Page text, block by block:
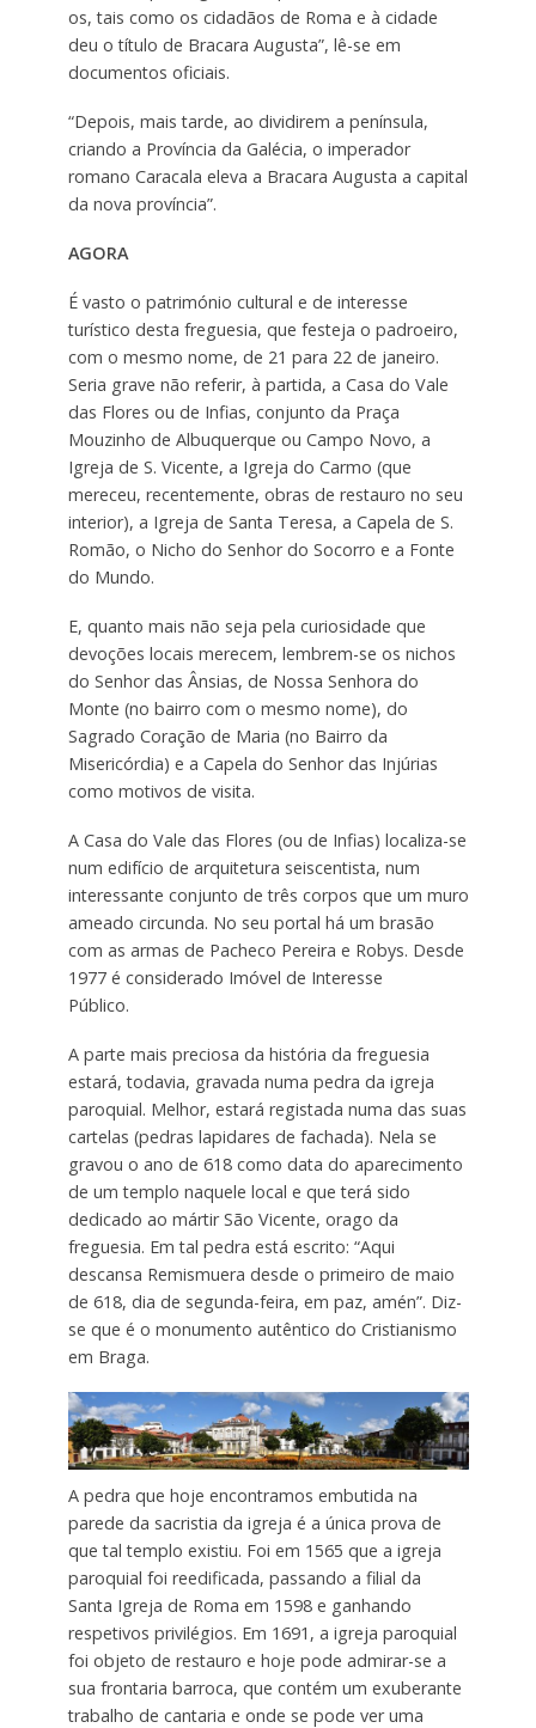
os, tais como os cidadãos de Roma e à cidade
deu o título de Bracara Augusta”, lê-se em
documentos oficiais.
“Depois, mais tarde, ao dividirem a península,
criando a Província da Galécia, o imperador
romano Caracala eleva a Bracara Augusta a capital
da nova província”.
AGORA
É vasto o património cultural e de interesse
turístico desta freguesia, que festeja o padroeiro,
com o mesmo nome, de 21 para 22 de janeiro.
Seria grave não referir, à partida, a Casa do Vale
das Flores ou de Infias, conjunto da Praça
Mouzinho de Albuquerque ou Campo Novo, a
Igreja de S. Vicente, a Igreja do Carmo (que
mereceu, recentemente, obras de restauro no seu
interior), a Igreja de Santa Teresa, a Capela de S.
Romão, o Nicho do Senhor do Socorro e a Fonte
do Mundo.
E, quanto mais não seja pela curiosidade que
devoções locais merecem, lembrem-se os nichos
do Senhor das Ânsias, de Nossa Senhora do
Monte (no bairro com o mesmo nome), do
Sagrado Coração de Maria (no Bairro da
Misericórdia) e a Capela do Senhor das Injúrias
como motivos de visita.
A Casa do Vale das Flores (ou de Infias) localiza-se
num edifício de arquitetura seiscentista, num
interessante conjunto de três corpos que um muro
ameado circunda. No seu portal há um brasão
com as armas de Pacheco Pereira e Robys. Desde
1977 é considerado Imóvel de Interesse
Público.
A parte mais preciosa da história da freguesia
estará, todavia, gravada numa pedra da igreja
paroquial. Melhor, estará registada numa das suas
cartelas (pedras lapidares de fachada). Nela se
gravou o ano de 618 como data do aparecimento
de um templo naquele local e que terá sido
dedicado ao mártir São Vicente, orago da
freguesia. Em tal pedra está escrito: “Aqui
descansa Remismuera desde o primeiro de maio
de 618, dia de segunda-feira, em paz, amén”. Diz-
se que é o monumento autêntico do Cristianismo
em Braga.
A pedra que hoje encontramos embutida na
parede da sacristia da igreja é a única prova de
que tal templo existiu. Foi em 1565 que a igreja
paroquial foi reedificada, passando a filial da
Santa Igreja de Roma em 1598 e ganhando
respetivos privilégios. Em 1691, a igreja paroquial
foi objeto de restauro e hoje pode admirar-se a
sua frontaria barroca, que contém um exuberante
trabalho de cantaria e onde se pode ver uma